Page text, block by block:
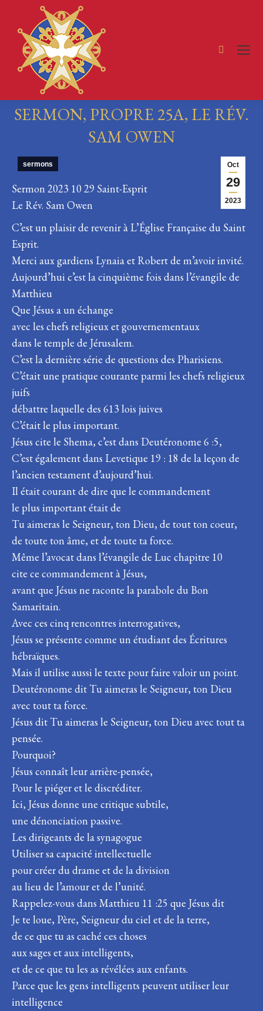
Search:
SERMON, PROPRE 25A, LE RÉV.
SAM OWEN
Oct
29
2023
sermons
Sermon 2023 10 29 Saint-Esprit
Le Rév. Sam Owen
C’est un plaisir de revenir à L’Église Française du Saint
Esprit.
Merci aux gardiens Lynaia et Robert de m’avoir invité.
Aujourd’hui c’est la cinquième fois dans l’évangile de
Matthieu
Que Jésus a un échange
avec les chefs religieux et gouvernementaux
dans le temple de Jérusalem.
C’est la dernière série de questions des Pharisiens.
C’était une pratique courante parmi les chefs religieux
juifs
débattre laquelle des 613 lois juives
C’était le plus important.
Jésus cite le Shema, c’est dans Deutéronome 6 :5,
C’est également dans Levetique 19 : 18 de la leçon de
l’ancien testament d’aujourd’hui.
Il était courant de dire que le commandement
le plus important était de
Tu aimeras le Seigneur, ton Dieu, de tout ton coeur,
de toute ton âme, et de toute ta force.
Même l’avocat dans l’évangile de Luc chapitre 10
cite ce commandement à Jésus,
avant que Jésus ne raconte la parabole du Bon
Samaritain.
Avec ces cinq rencontres interrogatives,
Jésus se présente comme un étudiant des Écritures
hébraïques.
Mais il utilise aussi le texte pour faire valoir un point.
Deutéronome dit Tu aimeras le Seigneur, ton Dieu
avec tout ta force.
Jésus dit Tu aimeras le Seigneur, ton Dieu avec tout ta
pensée.
Pourquoi?
Jésus connaît leur arrière-pensée,
Pour le piéger et le discréditer.
Ici, Jésus donne une critique subtile,
une dénonciation passive.
Les dirigeants de la synagogue
Utiliser sa capacité intellectuelle
pour créer du drame et de la division
au lieu de l’amour et de l’unité.
Rappelez-vous dans Matthieu 11 :25 que Jésus dit
Je te loue, Père, Seigneur du ciel et de la terre,
de ce que tu as caché ces choses
aux sages et aux intelligents,
et de ce que tu les as révélées aux enfants.
Parce que les gens intelligents peuvent utiliser leur
intelligence